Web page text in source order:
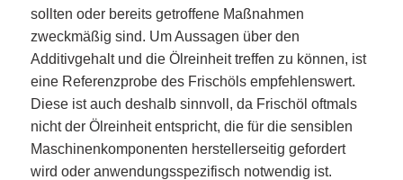
sollten oder bereits getroffene Maßnahmen
zweckmäßig sind. Um Aussagen über den
Additivgehalt und die Ölreinheit treffen zu können, ist
eine Referenzprobe des Frischöls empfehlenswert.
Diese ist auch deshalb sinnvoll, da Frischöl oftmals
nicht der Ölreinheit entspricht, die für die sensiblen
Maschinenkomponenten herstellerseitig gefordert
wird oder anwendungsspezifisch notwendig ist.